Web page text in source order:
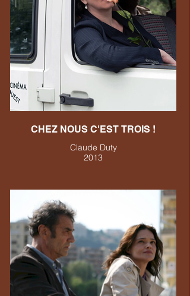
CHEZ NOUS C'EST TROIS !
Claude Duty
2013